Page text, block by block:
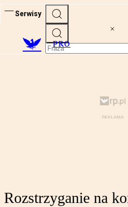
Serwisy
PRO
Rozstrzyganie na